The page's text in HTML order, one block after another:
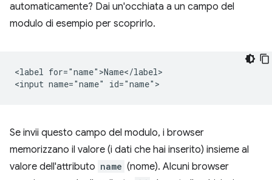
automaticamente? Dai un'occhiata a un campo del
modulo di esempio per scoprirlo.
<label for="name">Name</label>
Se invii questo campo del modulo, i browser
memorizzano il valore (i dati che hai inserito) insieme al
valore dell'attributo name (nome). Alcuni browser